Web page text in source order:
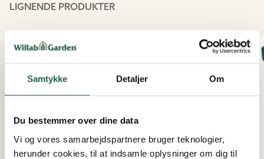
Samtykke Detaljer Om
Du bestemmer over dine data
Vi og vores samarbejdspartnere bruger teknologier,
herunder cookies, til at indsamle oplysninger om dig til
LIGNENDE PRODUKTER